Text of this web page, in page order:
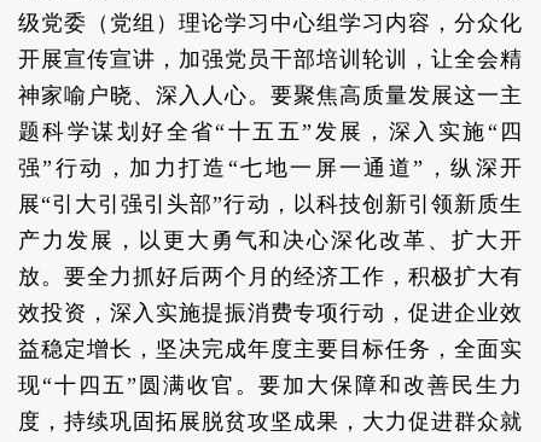
级党委（党组）理论学习中心组学习内容，分众化
开展宣传宣讲，加强党员干部培训轮训，让全会精
神家喻户晓、深入人心。要聚焦高质量发展这一主
题科学谋划好全省“十五五”发展，深入实施“四
强”行动，加力打造“七地一屏一通道”，纵深开
展“引大引强引头部”行动，以科技创新引领新质生
产力发展，以更大勇气和决心深化改革、扩大开
放。要全力抓好后两个月的经济工作，积极扩大有
效投资，深入实施提振消费专项行动，促进企业效
益稳定增长，坚决完成年度主要目标任务，全面实
现“十四五”圆满收官。要加大保障和改善民生力
度，持续巩固拓展脱贫攻坚成果，大力促进群众就